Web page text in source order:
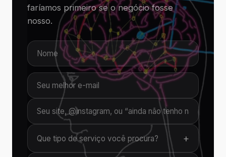
faríamos primeiro se o negócio fosse
nosso.
Que tipo de serviço você procura? +